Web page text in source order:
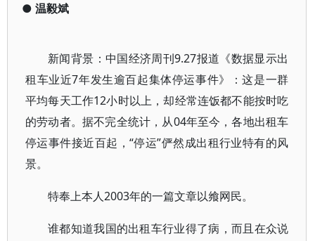
● 温毅斌
新闻背景：中国经济周刊9.27报道《数据显示出
租车业近7年发生逾百起集体停运事件》：这是一群
平均每天工作12小时以上，却经常连饭都不能按时吃
的劳动者。据不完全统计，从04年至今，各地出租车
停运事件接近百起，“停运”俨然成出租行业特有的风
景。
特奉上本人2003年的一篇文章以飨网民。
谁都知道我国的出租车行业得了病，而且在众说